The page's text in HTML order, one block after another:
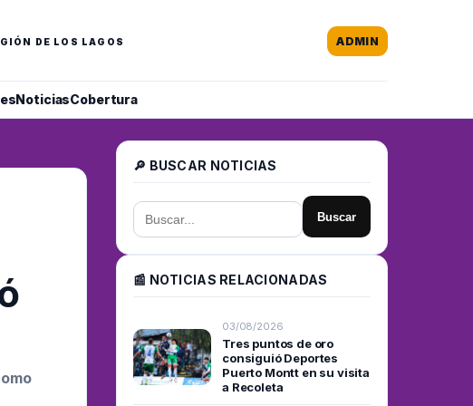
DE LOS LAGOS
NoticiasCobertura
ADMIN
🔎 BUSCAR NOTICIAS
Buscar
📰 NOTICIAS RELACIONADAS
03/08/2026
Tres puntos de oro
consiguió Deportes
Puerto Montt en su visita
a Recoleta